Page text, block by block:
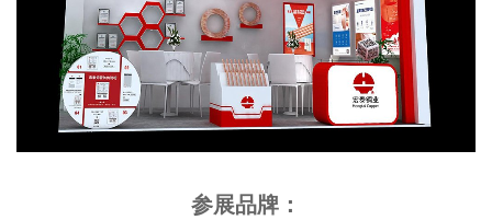
参展品牌：